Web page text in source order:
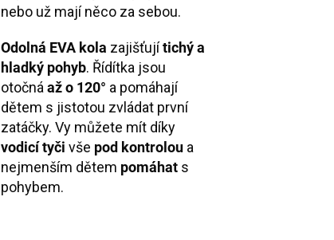
nebo už mají něco za sebou.
Odolná EVA kola zajišťujítichý a
hladký pohyb. Řídítka jsou
otočnáaž o 120° a pomáhají
dětem s jistotou zvládat první
zatáčky. Vy můžete mít díky
vodicí tyči vše pod kontroloua
nejmenším dětem pomáhats
pohybem.